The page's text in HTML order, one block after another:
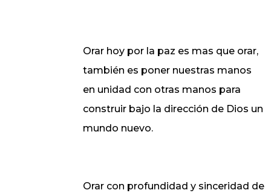
Orar hoy por la paz es mas que orar,
también es poner nuestras manos
en unidad con otras manos para
construir bajo la dirección de Dios un
mundo nuevo.
Orar con profundidad y sinceridad de